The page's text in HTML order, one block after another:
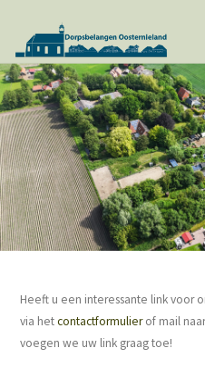
Heeft u een interessante link voor
via hetcontactformulierof mail
voegen we uw link graag toe!